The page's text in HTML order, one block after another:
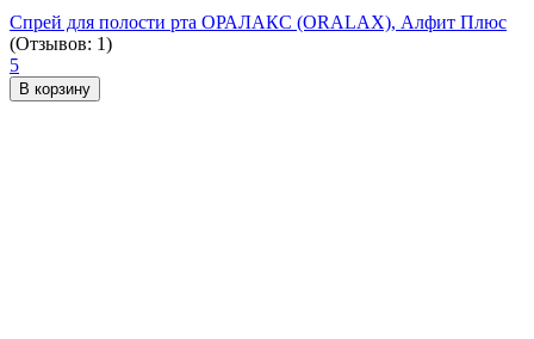
Спрей для полости рта ОРАЛАКС (ORALAX), Алфит Плюс
(Отзывов: 1)
5
В корзину